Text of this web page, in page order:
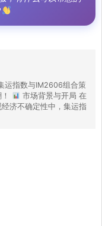
AI量
运指数与IM2606组合策
市场背景与开局 在
济不确定性中，集运指